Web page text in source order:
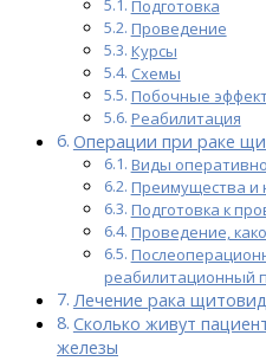
Подготовка
Проведение
Курсы
Схемы
Побочные
Реабилитация
Операции при раке
Виды
Преимущества и
Подготовка к
Проведение,
реабилитационный
Лечение рака
Сколько живут
железы